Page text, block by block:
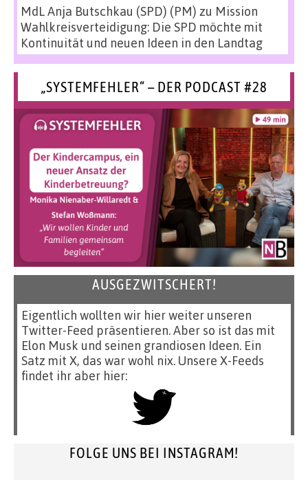
MdL Anja Butschkau (SPD) (PM) zu Mission
Wahlkreisverteidigung: Die SPD möchte mit
Kontinuität und neuen Ideen in den Landtag
„SYSTEMFEHLER“ – DER PODCAST #28
AUSGEZWITSCHERT!
Eigentlich wollten wir hier weiter unseren
Twitter-Feed präsentieren. Aber so ist das mit
Elon Musk und seinen grandiosen Ideen. Ein
Satz mit X, das war wohl nix. Unsere X-Feeds
findet ihr aber hier:
FOLGE UNS BEI INSTAGRAM!